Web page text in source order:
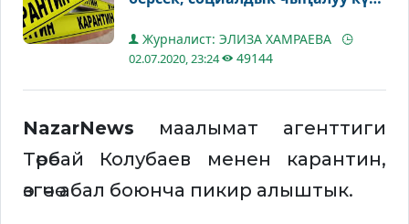
Журналист: ЭЛИЗА ХАМРАЕВА
02.07.2020, 23:24 49144
NazarNews маалымат агенттиги
Төрөбай Колубаев менен карантин,
өзгөчө абал боюнча пикир алыштык.